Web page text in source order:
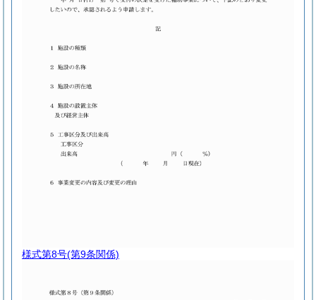
様式第8号(第9条関係)